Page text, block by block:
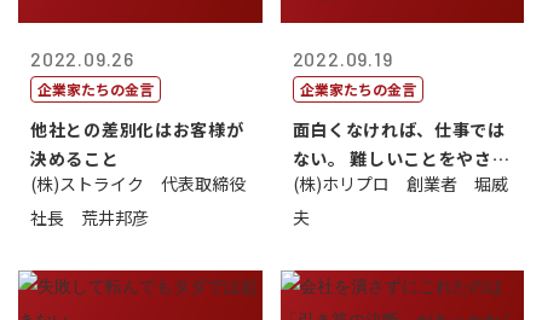
2022.09.26
企業家たちの金言
他社との差別化はお客様が
決めること
(株)ストライク 代表取締役
社長 荒井邦彦
2022.09.19
企業家たちの金言
面白くなければ、仕事では
ない。 難しいことをやさし
く。やさし...
(株)ホリプロ 創業者 堀威
夫